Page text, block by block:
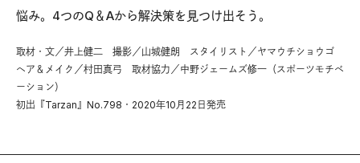
悩み。4つのQ＆Aから解決策を見つけ出そう。
取材・文／井上健二 撮影／山城健朗 スタイリスト／ヤマウチショウゴ
ヘア＆メイク／村田真弓 取材協力／中野ジェームズ修一（スポーツモチベ
ーション）
初出『Tarzan』No.798・2020年10月22日発売